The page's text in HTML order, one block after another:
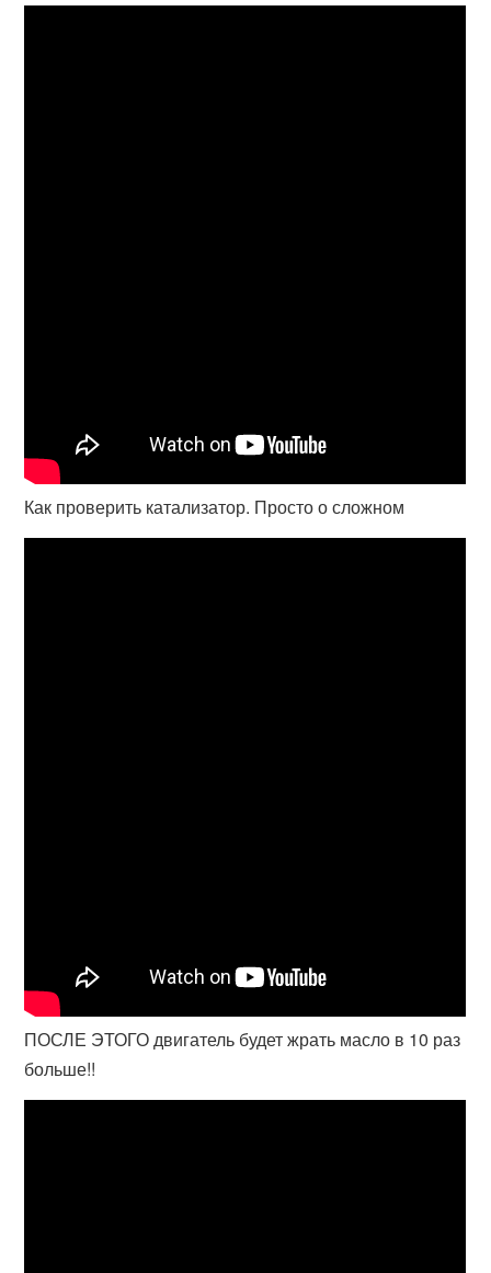
Как проверить катализатор. Просто о сложном
ПОСЛЕ ЭТОГО двигатель будет жрать масло в 10 раз
больше!!